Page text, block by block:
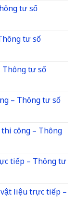
tư số
tư số
tư số
– Thông tư số
công – Thông
tiếp – Thông tư
liệu trực tiếp –